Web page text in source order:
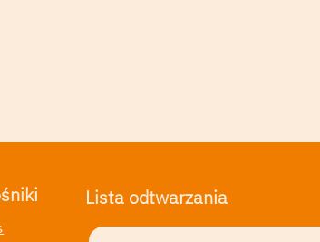
Lista odtwarzania